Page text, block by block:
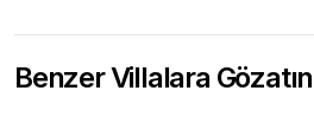
Benzer Villalara Gözatın